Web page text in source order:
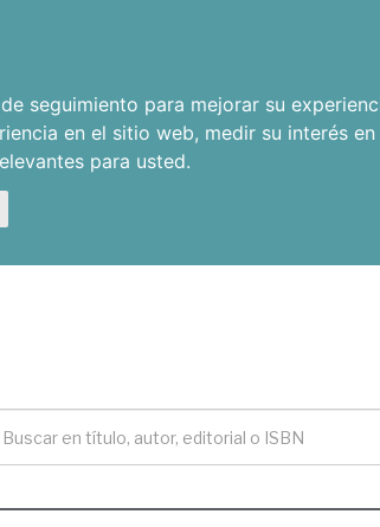
seguimiento para mejorar su
en el sitio web, medir su interés
para usted.